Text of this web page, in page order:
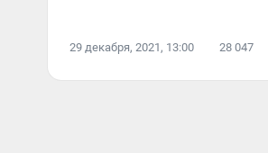
29 декабря, 2021, 13:00 28 047